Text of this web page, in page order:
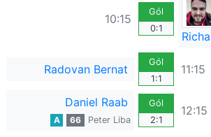
10:15
Gól
0:1
Radovan Bernat
Gól
1:1
11:15
Daniel Raab
A 66 Peter Liba
Gól
2:1
12:15